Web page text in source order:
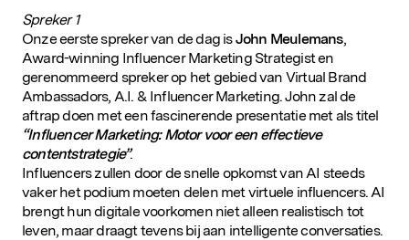
Spreker 1
Onze eerste spreker van de dag isJohn Meulemans,
Award-winning Influencer Marketing Strategist en
gerenommeerd spreker op het gebied van Virtual Brand
Ambassadors, A.I. & Influencer Marketing. John zal de
aftrap doen met een fascinerende presentatie met als titel
“Influencer Marketing: Motor voor een effectieve
contentstrategie”.
Influencers zullen door de snelle opkomst van AI steeds
vaker het podium moeten delen met virtuele influencers. AI
brengt hun digitale voorkomen niet alleen realistisch tot
leven, maar draagt tevens bij aan intelligente conversaties.